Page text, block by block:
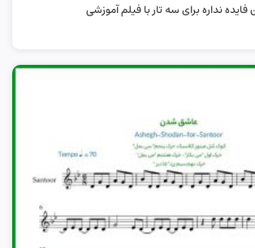
نداره برای سه تار با فیلم آموزشی